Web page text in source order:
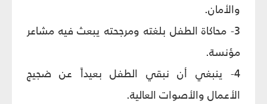
والأمان.
3- محاكاة الطفل بلغته ومرجحته يبعث فيه مشاعر
مؤنسة.
4- ينبغي أن نبقي الطفل بعيداً عن ضجيج
الأعمال والأصوات العالية.